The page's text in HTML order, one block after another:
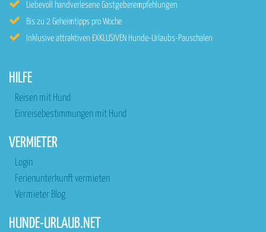
Liebevoll handverlesene Gastgeberempfehlungen
Bis zu 2 Geheimtipps pro Woche
Inklusive attraktiven EXKLUSIVEN Hunde-Urlaubs-Pauschalen
HILFE
Reisen mit Hund
Einreisebestimmungen mit Hund
VERMIETER
Login
Ferienunterkunft vermieten
Vermieter Blog
HUNDE-URLAUB.NET